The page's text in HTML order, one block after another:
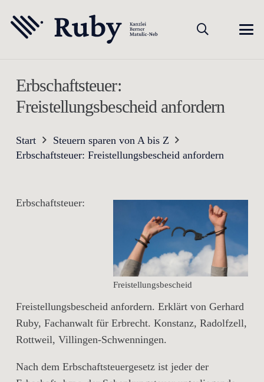
Erbschaftsteuer:
Freistellungsbescheid anfordern
Start
Steuern sparen von A bis Z
Erbschaftsteuer: Freistellungsbescheid anfordern
Freistellungsbescheid
Erbschaftsteuer:
Freistellungsbescheid anfordern. Erklärt von Gerhard
Ruby, Fachanwalt für Erbrecht. Konstanz, Radolfzell,
Rottweil, Villingen-Schwenningen.
Nach dem Erbschaftsteuergesetz ist jeder der